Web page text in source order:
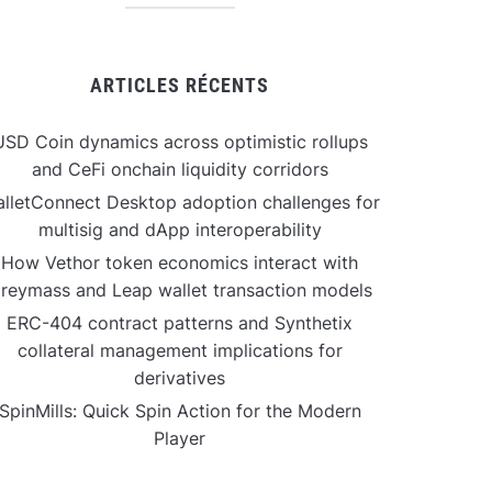
ARTICLES RÉCENTS
Coin dynamics across optimistic rollups
and CeFi onchain liquidity corridors
Desktop adoption challenges for
multisig and dApp interoperability
How Vethor token economics interact with
and Leap wallet transaction models
ERC-404 contract patterns and Synthetix
collateral management implications for
derivatives
SpinMills: Quick Spin Action for the Modern
Player